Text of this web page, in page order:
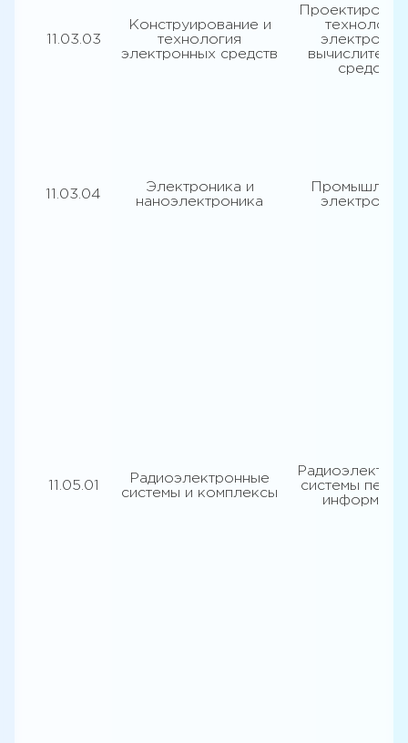
11.03.03
Конструирование и
технология
электронных средств
технология
средств
11.03.04
Электроника и
наноэлектроника
11.05.01
Радиоэлектронные
системы и комплексы
системы